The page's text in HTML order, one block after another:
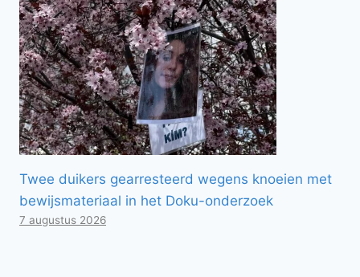
Twee duikers gearresteerd wegens knoeien met
bewijsmateriaal in het Doku-onderzoek
7 augustus 2026